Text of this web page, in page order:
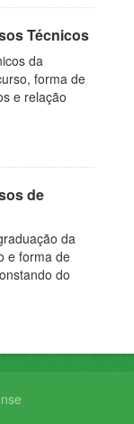
Técnicos
da
forma de
e relação
de
da
e forma de
do